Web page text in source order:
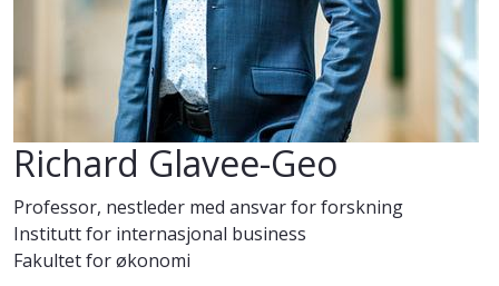
Richard Glavee-Geo
Professor, nestleder med ansvar for forskning
Institutt for internasjonal business
Fakultet for økonomi